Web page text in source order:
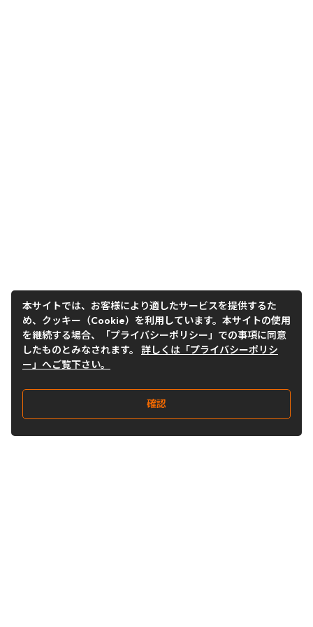
本サイトでは、お客様により適したサービスを提供するた
め、クッキー（Cookie）を利用しています。本サイトの使用
を継続する場合、「プライバシーポリシー」での事項に同意
したものとみなされます。 詳しくは「プライバシーポリシ
ー」へご覧下さい。
確認